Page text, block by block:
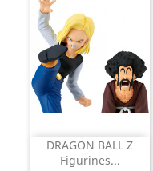
DRAGON BALL Z
Figurines...